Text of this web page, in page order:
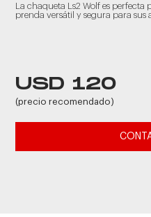
La chaqueta Ls2 Wolf es
prenda versátil y segura para sus
USD 120
(precio recomendado)